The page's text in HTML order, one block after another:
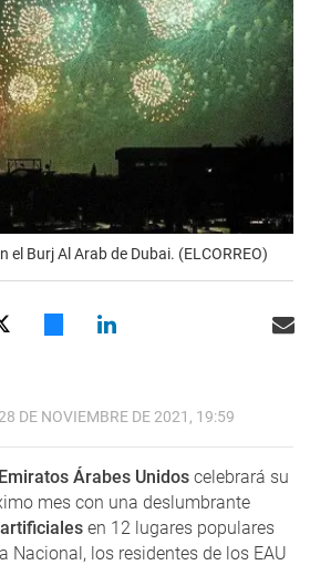
el Burj Al Arab de Dubai. (ELCORREO)
28 DE NOVIEMBRE DE 2021, 19:59
Emiratos Árabes Unidos celebrará su
mes con una deslumbrante
en 12 lugares populares
Nacional, los residentes de los EAU